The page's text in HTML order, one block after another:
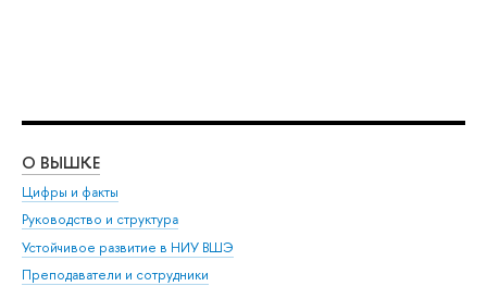
О ВЫШКЕ
Цифры и факты
Руководство и структура
Устойчивое развитие в НИУ ВШЭ
Преподаватели и сотрудники